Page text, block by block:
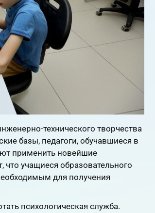
технического творчества
базы, педагоги, обучавшиеся в
применить новейшие
что учащиеся образовательного
для получения
психологическая служба.